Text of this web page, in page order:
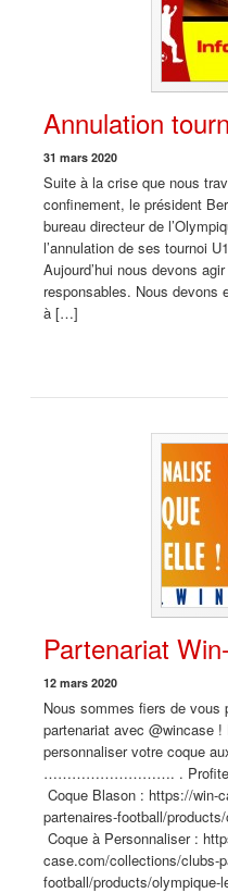
Annulation
31 mars 2020
Suite à la crise que nous
confinement, le président
bureau directeur de
l’annulation de ses tournoi
Aujourd’hui nous devons
responsables. Nous devons
à […]
Partenariat
12 mars 2020
Nous sommes fiers de vous
partenariat avec @wincase !
personnaliser votre coque
………………………. . Profitez
Coque Blason : https://win-
partenaires-football/
Coque à Personnaliser :
case.com/collections/clubs-
football/products/olympique-